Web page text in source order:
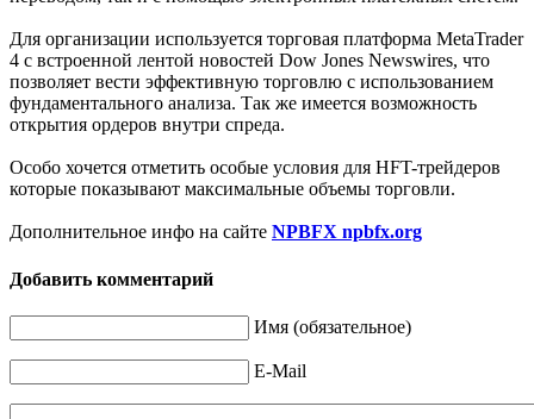
Для организации используется торговая платформа MetaTrader
4 с встроенной лентой новостей Dow Jones Newswires, что
позволяет вести эффективную торговлю с использованием
фундаментального анализа. Так же имеется возможность
открытия ордеров внутри спреда.
Особо хочется отметить особые условия для HFT-трейдеров
которые показывают максимальные объемы торговли.
Дополнительное инфо на сайте NPBFX npbfx.org
Добавить комментарий
Имя (обязательное)
E-Mail